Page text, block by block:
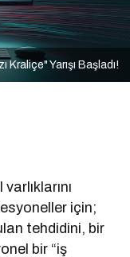
Kraliçe" Yarışı Başladı!
için;
tehdidini, bir
bir “iş